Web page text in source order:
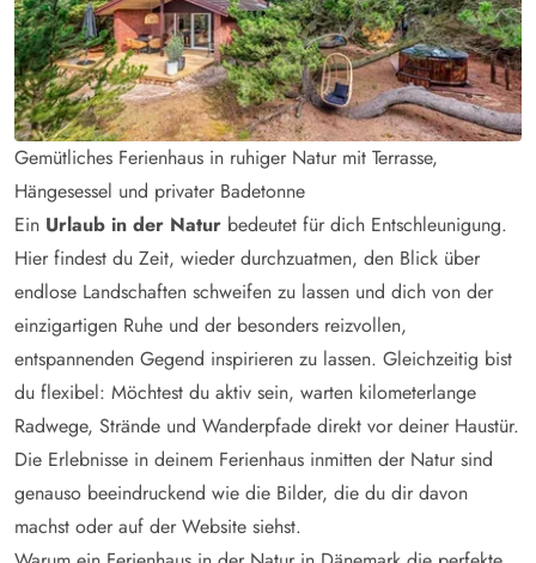
Gemütliches Ferienhaus in ruhiger Natur mit Terrasse,
Hängesessel und privater Badetonne
Ein Urlaub in der Natur bedeutet für dich Entschleunigung.
Hier findest du Zeit, wieder durchzuatmen, den Blick über
endlose Landschaften schweifen zu lassen und dich von der
einzigartigen Ruhe und der besonders reizvollen,
entspannenden Gegend inspirieren zu lassen. Gleichzeitig bist
du flexibel: Möchtest du aktiv sein, warten kilometerlange
Radwege, Strände und Wanderpfade direkt vor deiner Haustür.
Die Erlebnisse in deinem Ferienhaus inmitten der Natur sind
genauso beeindruckend wie die Bilder, die du dir davon
machst oder auf der Website siehst.